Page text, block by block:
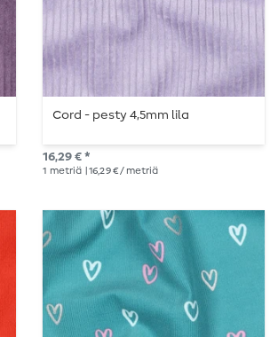
Cord - pesty 4,5mm lila
16,29 € *
1 metriä | 16,29 € / metriä